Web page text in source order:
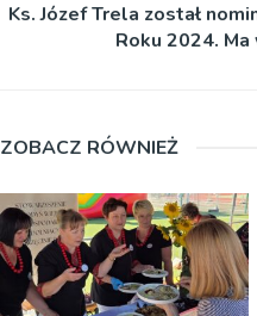
Ks. Józef Trela został
Roku 2024.
ZOBACZ RÓWNIEŻ